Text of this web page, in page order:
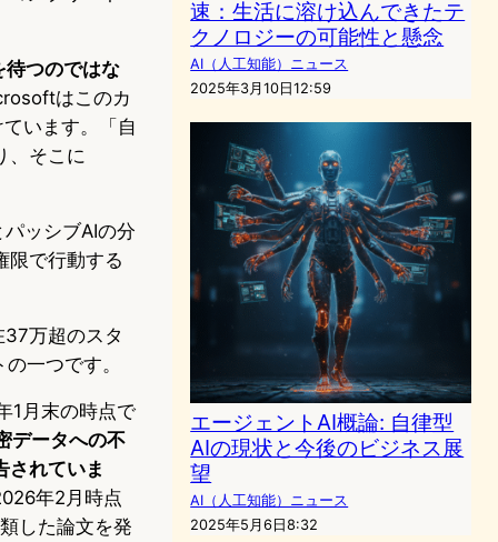
つのではな
はこのカ
います。「自
、そこに
ッシブAIの分
限で行動する
万超のスタ
一つです。
1月末の時点で
データへの不
されていま
年2月時点
した論文を発
速：生活に溶け込んできたテ
クノロジーの可能性と懸念
AI（人工知能）ニュース
2025年3月10日12:59
エージェントAI概論: 自律型
AIの現状と今後のビジネス展
望
AI（人工知能）ニュース
2025年5月6日8:32